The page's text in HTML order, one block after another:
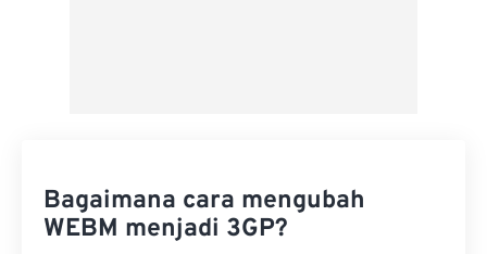
Bagaimana cara mengubah
WEBM menjadi 3GP?